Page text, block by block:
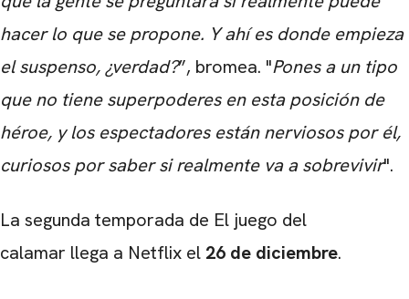
hacer lo que se propone. Y ahí es donde empieza
el suspenso, ¿verdad?”, bromea. "Pones a un tipo
que no tiene superpoderes en esta posición de
héroe, y los espectadores están nerviosos por él,
curiosos por saber si realmente va a sobrevivir".
La segunda temporada de El juego del
calamar llega a Netflix el 26 de diciembre.